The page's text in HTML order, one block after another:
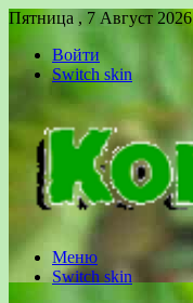
Пятница , 7 Август 2026
Войти
Switch skin
Меню
Switch skin